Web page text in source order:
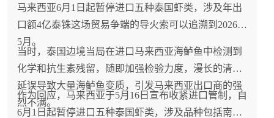
马来西亚6月1日起暂停进口五种泰国虾类，涉及年出
口额4亿泰铢这场贸易争端的导火索可以追溯到2026年
5月。
当时，泰国边境当局在进口马来西亚海鲈鱼中检测到
化学和抗生素残留，随即加强检验力度，漫长的清关
延误导致大量海鲈鱼变质，引发马来西亚出口商的强
烈不满。
作为回应，马来西亚于5月16日宣布收紧进口管制，自
6月1日起暂停进口五种泰国虾类，涉及品种包括南美